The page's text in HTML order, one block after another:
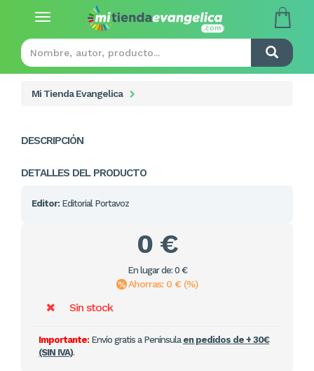
Toggle
Mi Tienda Evangelica
DESCRIPCIÓN
DETALLES DEL PRODUCTO
Editor: Editorial Portavoz
0 €
En lugar de: 0 €
Ahorras: 0 € (%)
Sin stock
Importante:Envío gratis a Península en pedidos de + 30€
(SIN IVA).